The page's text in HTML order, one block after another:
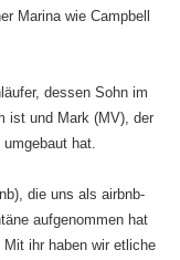
Marina wie Campbell
dessen Sohn im
ist und Mark (MV), der
hat.
die uns als airbnb-
aufgenommen hat
ihr haben wir etliche